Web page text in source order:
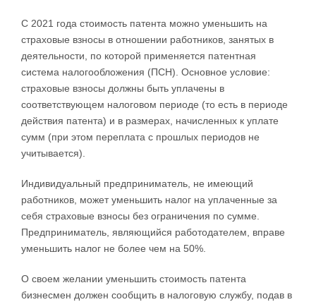
С 2021 года стоимость патента можно уменьшить на
страховые взносы в отношении работников, занятых в
деятельности, по которой применяется патентная
система налогообложения (ПСН). Основное условие:
страховые взносы должны быть уплачены в
соответствующем налоговом периоде (то есть в периоде
действия патента) и в размерах, начисленных к уплате
сумм (при этом переплата с прошлых периодов не
учитывается).
Индивидуальный предприниматель, не имеющий
работников, может уменьшить налог на уплаченные за
себя страховые взносы без ограничения по сумме.
Предприниматель, являющийся работодателем, вправе
уменьшить налог не более чем на 50%.
О своем желании уменьшить стоимость патента
бизнесмен должен сообщить в налоговую службу, подав в